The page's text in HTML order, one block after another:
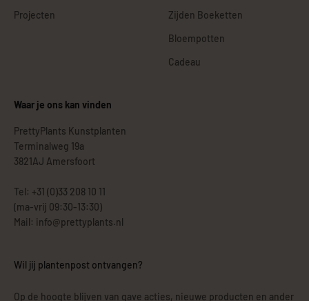
Projecten
Zijden Boeketten
Bloempotten
Cadeau
Waar je ons kan vinden
PrettyPlants Kunstplanten
Terminalweg 19a
3821AJ Amersfoort
Tel: +31 (0)33 208 10 11
(ma-vrij 09:30-13:30)
Mail: info@prettyplants.nl
Wil jij plantenpost ontvangen?
Op de hoogte blijven van gave acties, nieuwe producten en ander